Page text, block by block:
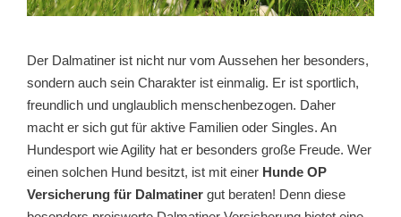
Der Dalmatiner ist nicht nur vom Aussehen her besonders,
sondern auch sein Charakter ist einmalig. Er ist sportlich,
freundlich und unglaublich menschenbezogen. Daher
macht er sich gut für aktive Familien oder Singles. An
Hundesport wie Agility hat er besonders große Freude. Wer
einen solchen Hund besitzt, ist mit einer Hunde OP
Versicherung für Dalmatiner gut beraten! Denn diese